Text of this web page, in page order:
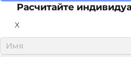
Расчитайте
X